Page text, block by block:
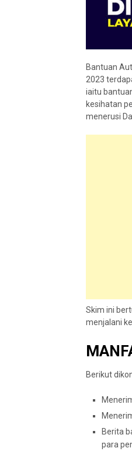
Bantuan
2023
iaitu
kesihatan
menerusi
Skim ini
menjalani
Berikut
Berita
para